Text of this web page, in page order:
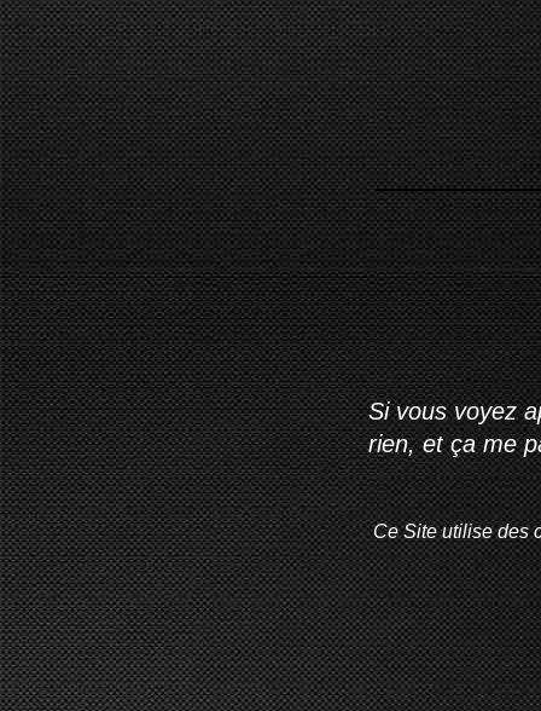
Si vous voyez
rien, et ça me
Ce Site utilise des